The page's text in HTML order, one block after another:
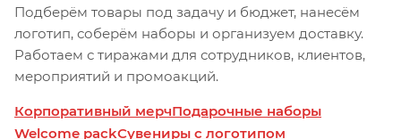
Подберём товары под задачу и бюджет, нанесём
логотип, соберём наборы и организуем доставку.
Работаем с тиражами для сотрудников, клиентов,
мероприятий и промоакций.
Корпоративный мерчПодарочные наборы
Welcome packСувениры с логотипом